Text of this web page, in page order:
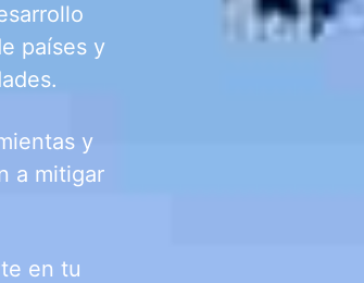
países y
y
a mitigar
en tu